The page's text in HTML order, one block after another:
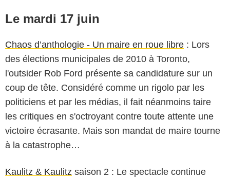
Le mardi 17 juin
Chaos d’anthologie - Un maire en roue libre : Lors
des élections municipales de 2010 à Toronto,
l'outsider Rob Ford présente sa candidature sur un
coup de tête. Considéré comme un rigolo par les
politiciens et par les médias, il fait néanmoins taire
les critiques en s'octroyant contre toute attente une
victoire écrasante. Mais son mandat de maire tourne
à la catastrophe…
Kaulitz & Kaulitz saison 2 : Le spectacle continue